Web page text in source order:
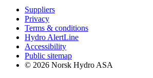
Suppliers
Privacy
Terms & conditions
Hydro AlertLine
Accessibility
Public sitemap
© 2026 Norsk Hydro ASA